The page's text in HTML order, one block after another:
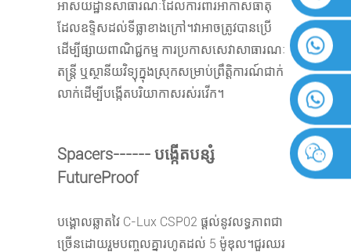
អាសយដ្ឋានសាធារណៈដែលការពារអាកាសធាតុ
ដែលឧទ្ទិសដល់ទីធ្លាខាងក្រៅ។វា​អាច​ត្រូវ​បាន​ប្រើ​
ដើម្បី​ផ្សាយ​ពាណិជ្ជកម្ម ការ​ប្រកាស​សេវា​សាធារណៈ
តន្ត្រី ឬ​ស្ថានីយ​វិទ្យុ​ក្នុង​ស្រុក​សម្រាប់​ព្រឹត្តិការណ៍​ជាក់
លាក់​ដើម្បី​បង្កើត​បរិយាកាស​រស់​រវើក។
Spacers------ បង្កើតបន្សំ
FutureProof
បង្គោលឆ្លាតវៃ C-Lux CSP02 ផ្តល់នូវលទ្ធភាពជា
ច្រើនដោយរួមបញ្ចូលគ្នារហូតដល់ 5 ម៉ូឌុល។ជួរឈរ